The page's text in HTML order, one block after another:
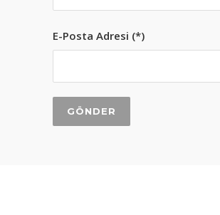
E-Posta Adresi (*)